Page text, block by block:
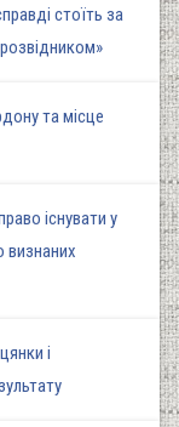
стоїть за
та місце
існувати у
визнаних
і